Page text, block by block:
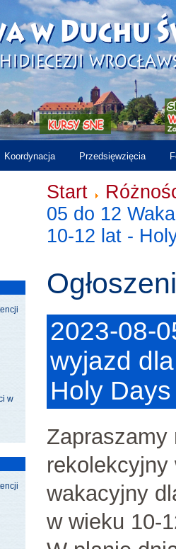
Koordynacja Przedsięwzięcia
w
Start
05 do 12
10-12 lat -
2023-08-
wyjazd
Holy Days
Zapraszamy
rekolekcyjny
wakacyjny
w wieku 10-